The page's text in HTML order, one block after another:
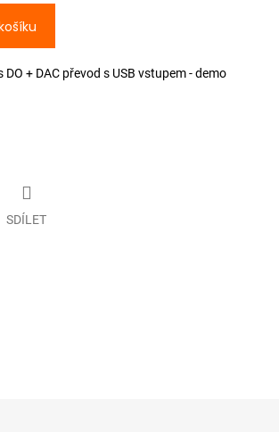
+ DAC převod s USB vstupem - demo
SDÍLET